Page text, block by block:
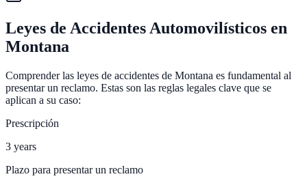
Leyes de Accidentes Automovilísticos en
Montana
Comprender las leyes de accidentes de Montana es fundamental al
presentar un reclamo. Estas son las reglas legales clave que se
aplican a su caso:
Prescripción
3 years
Plazo para presentar un reclamo